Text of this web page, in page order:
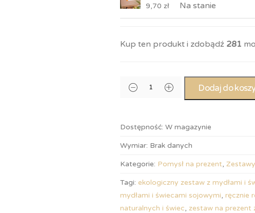
9,70zł Na stanie
Kup ten produkt i zdobądź 281
Dodaj do
Dostępność: W magazynie
Wymiar: Brak danych
Kategorie: Pomysł na prezent,
Tagi:ekologiczny zestaw z mydłami i
mydłami i świecami sojowymi,ręcznie
naturalnych i świec,zestaw na prezent